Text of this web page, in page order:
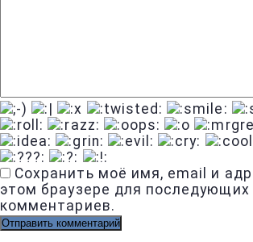
Сохранить моё имя, email и
этом браузере для последующих
комментариев.